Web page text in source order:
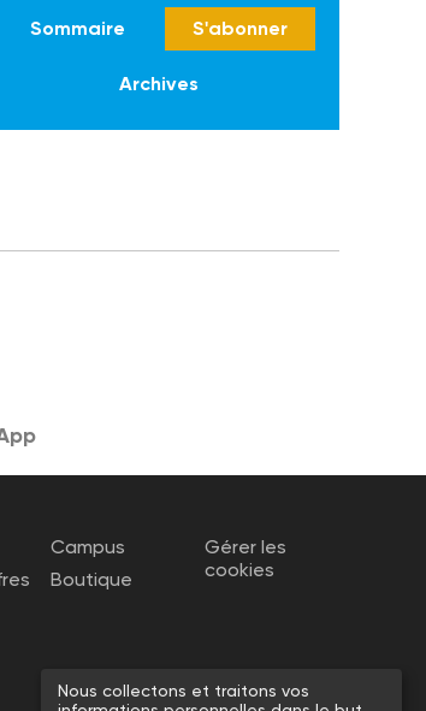
Sommaire S'abonner
Archives
Campus
Boutique
Gérer les
cookies
Nous collectons et traitons vos